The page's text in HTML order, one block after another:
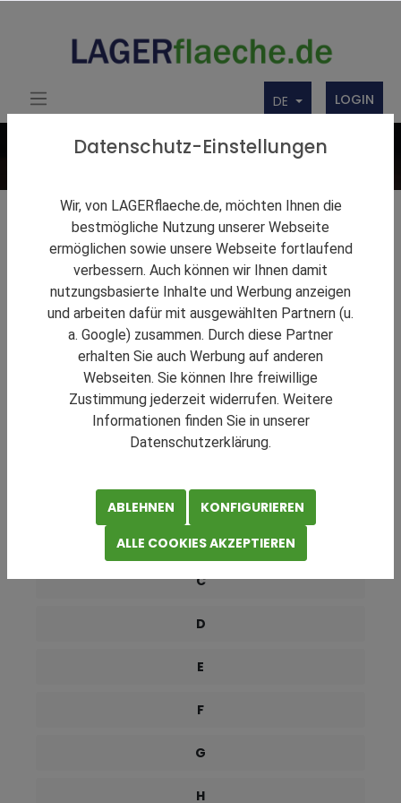
DE LOGIN
Lagerlösungen
Firmenbörse
Über uns
Produkte
RATGEBER NAVIGATION
0-9
A
B
C
D
E
F
G
H
Datenschutz-Einstellungen
Wir, von LAGERflaeche.de, möchten Ihnen die
bestmögliche Nutzung unserer Webseite
ermöglichen sowie unsere Webseite fortlaufend
verbessern. Auch können wir Ihnen damit
nutzungsbasierte Inhalte und Werbung anzeigen
und arbeiten dafür mit ausgewählten Partnern (u.
a. Google) zusammen. Durch diese Partner
erhalten Sie auch Werbung auf anderen
Webseiten. Sie können Ihre freiwillige
Zustimmung jederzeit widerrufen. Weitere
Informationen finden Sie in unserer
Datenschutzerklärung.
ABLEHNEN
KONFIGURIEREN
ALLE COOKIES AKZEPTIEREN